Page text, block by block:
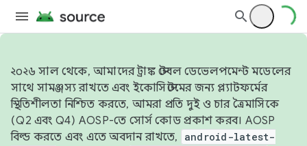
২০২৬ সাল থেকে, আমাদের ট্রাঙ্ক স্টেবল ডেভেলপমেন্ট মডেলের
সাথে সামঞ্জস্য রাখতে এবং ইকোসিস্টেমের জন্য প্ল্যাটফর্মের
স্থিতিশীলতা নিশ্চিত করতে, আমরা প্রতি দুই ও চার ত্রৈমাসিকে
(Q2 এবং Q4) AOSP-তে সোর্স কোড প্রকাশ করব। AOSP
বিল্ড করতে এবং এতে অবদান রাখতে,
android-latest-